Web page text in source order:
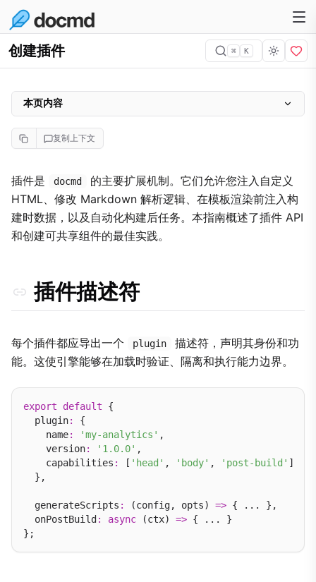
创建插件 ⌘ K
复制上下文
插件是 docmd
的主要扩展机制。它们允许您注入自定义
HTML、修改 Markdown 解析逻辑、在模板渲染前注入构
建时数据，以及自动化构建后任务。本指南概述了插件 API
和创建可共享组件的最佳实践。
插件描述符
每个插件都应导出一个 plugin
描述符，声明其身份和功
能。这使引擎能够在加载时验证、隔离和执行能力边界。
export default {
  plugin
:
{
    name
: 'my-analytics' ,
    version
: '1.0.0' ,
    capabilities
: [ 'head' , 'body' , 'post-build' ]
  },
  generateScripts
: (config, opts) => { ... },
  onPostBuild
: async (ctx) => { ... }
本页内容
插件描述符
核心能力
插件 API 参考
创建本地插件
插件隔离
生命周期钩子
深入了解：资产注入
翻译插件（国际化）
WebSocket RPC 动作
最佳实践